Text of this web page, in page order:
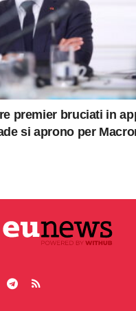
premier bruciati in
si aprono per